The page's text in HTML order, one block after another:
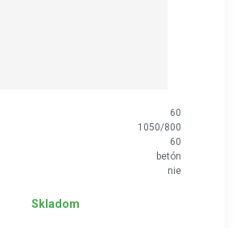
60
1050/800
60
betón
nie
Skladom